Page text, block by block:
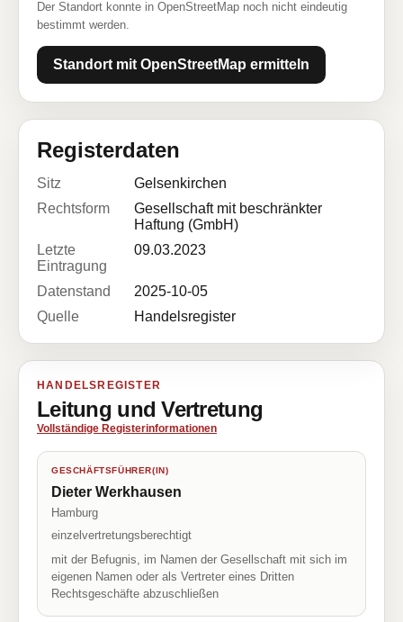
Der Standort konnte in OpenStreetMap noch nicht eindeutig
bestimmt werden.
Standort mit OpenStreetMap ermitteln
Registerdaten
Sitz
Gelsenkirchen
Rechtsform
Gesellschaft mit beschränkter
Haftung (GmbH)
Letzte
Eintragung
09.03.2023
Datenstand
2025-10-05
Quelle
Handelsregister
HANDELSREGISTER
Leitung und Vertretung
Vollständige Registerinformationen
GESCHÄFTSFÜHRER(IN)
Dieter Werkhausen
Hamburg
einzelvertretungsberechtigt
mit der Befugnis, im Namen der Gesellschaft mit sich im
eigenen Namen oder als Vertreter eines Dritten
Rechtsgeschäfte abzuschließen